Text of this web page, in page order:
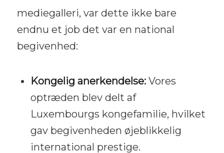
mediegalleri, var dette ikke bare
endnu et job det var en national
begivenhed:
Kongelig anerkendelse:Vores
optræden blev delt af
Luxembourgs kongefamilie, hvilket
gav begivenheden øjeblikkelig
international prestige.